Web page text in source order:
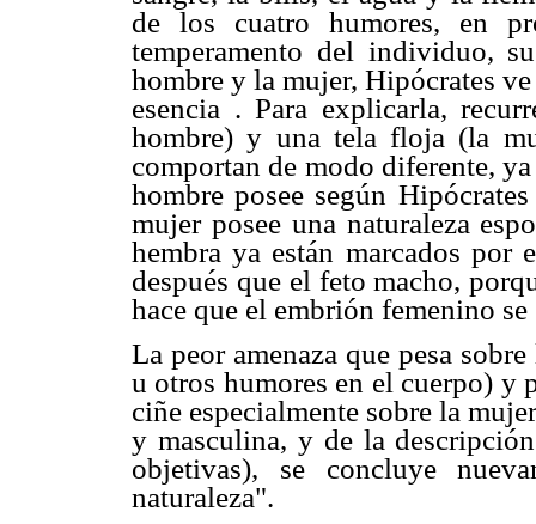
de los cuatro humores, en
temperamento del individuo,
hombre y la mujer, Hipócrates
esencia . Para explicarla,
hombre) y una tela floja (la
comportan de modo diferente,
hombre posee según
mujer posee una naturaleza
hembra ya están marcados por
después que el feto macho,
hace que el embrión femenino
La peor amenaza que pesa
u otros humores en el cuerpo) y
ciñe especialmente sobre la
y masculina, y de la
objetivas), se concluye
naturaleza".